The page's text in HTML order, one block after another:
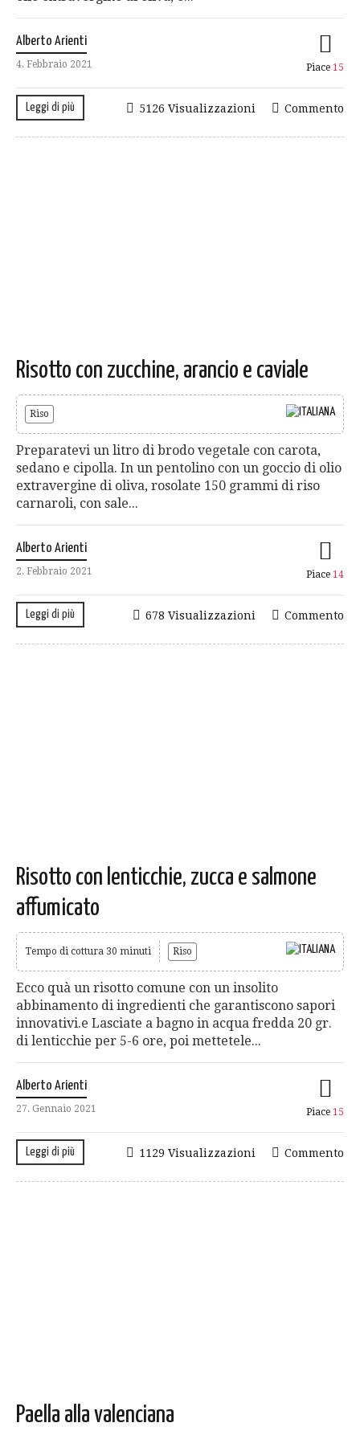
Alberto Arienti
4. Febbraio 2021 Piace 15
Leggi di più Commento
5126 Visualizzazioni
Risotto con zucchine, arancio e caviale
Riso
Preparatevi un litro di brodo vegetale con carota,
sedano e cipolla. In un pentolino con un goccio di olio
extravergine di oliva, rosolate 150 grammi di riso
carnaroli, con sale...
Alberto Arienti
2. Febbraio 2021 Piace 14
Leggi di più Commento
678 Visualizzazioni
Risotto con lenticchie, zucca e salmone
affumicato
Tempo di cottura 30 minuti Riso
Ecco quà un risotto comune con un insolito
abbinamento di ingredienti che garantiscono sapori
innovativi.e Lasciate a bagno in acqua fredda 20 gr.
di lenticchie per 5-6 ore, poi mettetele...
Alberto Arienti
27. Gennaio 2021 Piace 15
Leggi di più Commento
1129 Visualizzazioni
Paella alla valenciana